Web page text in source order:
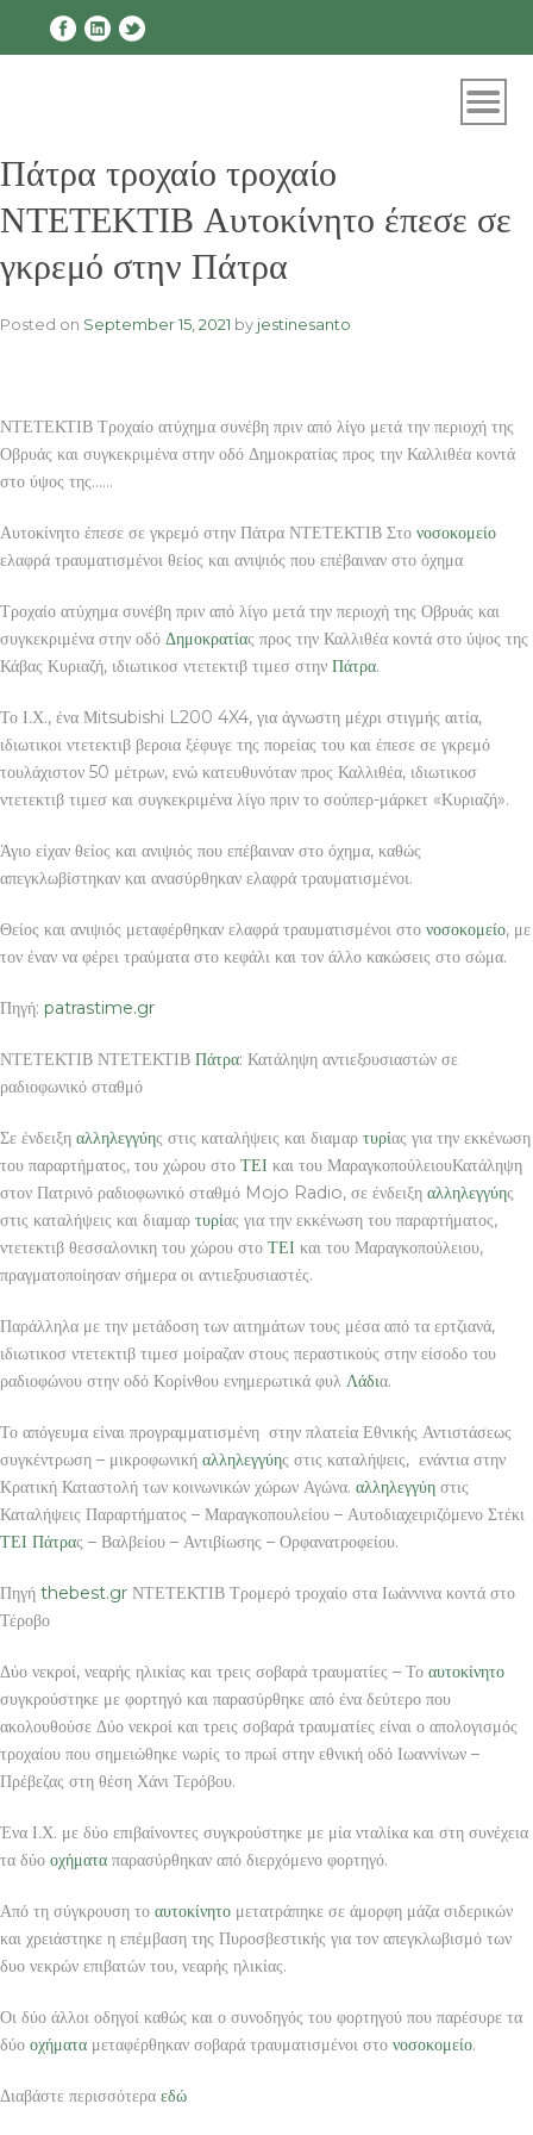
Πάτρα τροχαίο τροχαίο
ΝΤΕΤΕΚΤΙΒ Αυτοκίνητο έπεσε σε
γκρεμό στην Πάτρα
Posted on September 15, 2021 by jestinesanto
ΝΤΕΤΕΚΤΙΒ Τροχαίο ατύχημα συνέβη πριν από λίγο μετά την περιοχή της
Οβρυάς και συγκεκριμένα στην οδό Δημοκρατίας προς την Καλλιθέα κοντά
στο ύψος της……
Αυτοκίνητο έπεσε σε γκρεμό στην Πάτρα ΝΤΕΤΕΚΤΙΒ Στο νοσοκομείο
ελαφρά τραυματισμένοι θείος και ανιψιός που επέβαιναν στο όχημα
Τροχαίο ατύχημα συνέβη πριν από λίγο μετά την περιοχή της Οβρυάς και
συγκεκριμένα στην οδό Δημοκρατίας προς την Καλλιθέα κοντά στο ύψος της
Κάβας Κυριαζή, ιδιωτικοσ ντετεκτιβ τιμεσ στην Πάτρα.
Το Ι.Χ., ένα Μitsubishi L200 4X4, για άγνωστη μέχρι στιγμής αιτία,
ιδιωτικοι ντετεκτιβ βεροια ξέφυγε της πορείας του και έπεσε σε γκρεμό
τουλάχιστον 50 μέτρων, ενώ κατευθυνόταν προς Καλλιθέα, ιδιωτικοσ
ντετεκτιβ τιμεσ και συγκεκριμένα λίγο πριν το σούπερ-μάρκετ «Κυριαζή».
Άγιο είχαν θείος και ανιψιός που επέβαιναν στο όχημα, καθώς
απεγκλωβίστηκαν και ανασύρθηκαν ελαφρά τραυματισμένοι.
Θείος και ανιψιός μεταφέρθηκαν ελαφρά τραυματισμένοι στο νοσοκομείο, με
τον έναν να φέρει τραύματα στο κεφάλι και τον άλλο κακώσεις στο σώμα.
Πηγή: patrastime.gr
ΝΤΕΤΕΚΤΙΒ ΝΤΕΤΕΚΤΙΒ Πάτρα: Κατάληψη αντιεξουσιαστών σε
ραδιοφωνικό σταθμό
Σε ένδειξη αλληλεγγύης στις καταλήψεις και διαμαρ τυρίας για την εκκένωση
του παραρτήματος, του χώρου στο ΤΕΙ και του ΜαραγκοπούλειουΚατάληψη
στον Πατρινό ραδιοφωνικό σταθμό Mojo Radio, σε ένδειξη αλληλεγγύης
στις καταλήψεις και διαμαρ τυρίας για την εκκένωση του παραρτήματος,
ντετεκτιβ θεσσαλονικη του χώρου στο ΤΕΙ και του Μαραγκοπούλειου,
πραγματοποίησαν σήμερα οι αντιεξουσιαστές.
Παράλληλα με την μετάδοση των αιτημάτων τους μέσα από τα ερτζιανά,
ιδιωτικοσ ντετεκτιβ τιμεσ μοίραζαν στους περαστικούς στην είσοδο του
ραδιοφώνου στην οδό Κορίνθου ενημερωτικά φυλ Λάδια.
Το απόγευμα είναι προγραμματισμένη στην πλατεία Εθνικής Αντιστάσεως
συγκέντρωση – μικροφωνική αλληλεγγύης στις καταλήψεις, ενάντια στην
Κρατική Καταστολή των κοινωνικών χώρων Αγώνα. αλληλεγγύη στις
Καταλήψεις Παραρτήματος – Μαραγκοπουλείου – Αυτοδιαχειριζόμενο Στέκι
ΤΕΙ Πάτρας – Βαλβείου – Αντιβίωσης – Ορφανατροφείου.
Πηγή thebest.gr ΝΤΕΤΕΚΤΙΒ Τρομερό τροχαίο στα Ιωάννινα κοντά στο
Τέροβο
Δύο νεκροί, νεαρής ηλικίας και τρεις σοβαρά τραυματίες – Το αυτοκίνητο
συγκρούστηκε με φορτηγό και παρασύρθηκε από ένα δεύτερο που
ακολουθούσε Δύο νεκροί και τρεις σοβαρά τραυματίες είναι ο απολογισμός
τροχαίου που σημειώθηκε νωρίς το πρωί στην εθνική οδό Ιωαννίνων –
Πρέβεζας στη θέση Χάνι Τερόβου.
Ένα Ι.Χ. με δύο επιβαίνοντες συγκρούστηκε με μία νταλίκα και στη συνέχεια
τα δύο οχήματα παρασύρθηκαν από διερχόμενο φορτηγό.
Από τη σύγκρουση το αυτοκίνητο μετατράπηκε σε άμορφη μάζα σιδερικών
και χρειάστηκε η επέμβαση της Πυροσβεστικής για τον απεγκλωβισμό των
δυο νεκρών επιβατών του, νεαρής ηλικίας.
Οι δύο άλλοι οδηγοί καθώς και ο συνοδηγός του φορτηγού που παρέσυρε τα
δύο οχήματα μεταφέρθηκαν σοβαρά τραυματισμένοι στο νοσοκομείο.
Διαβάστε περισσότερα εδώ